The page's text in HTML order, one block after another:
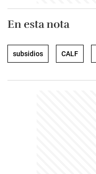
En esta nota
subsidios CALF